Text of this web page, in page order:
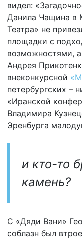
видел:
Данила Чащина в
Театра» не
площадки с
возможностями,
Андрея
внеконкурсной
петербургских –
«Иранской
Владимира
Эренбурга
и кто-то
камень?
С «Дяди Вани»
соблазн был